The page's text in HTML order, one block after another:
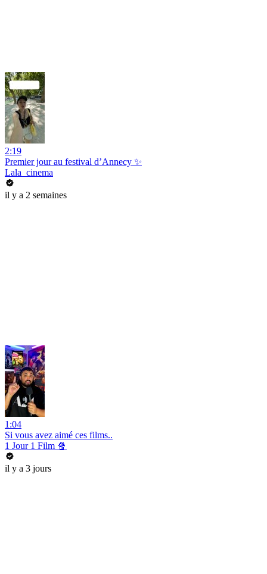
2:19
Premier jour au festival d’Annecy ✨
Lala_cinema
il y a 2 semaines
1:04
Si vous avez aimé ces films..
1 Jour 1 Film 🍿
il y a 3 jours